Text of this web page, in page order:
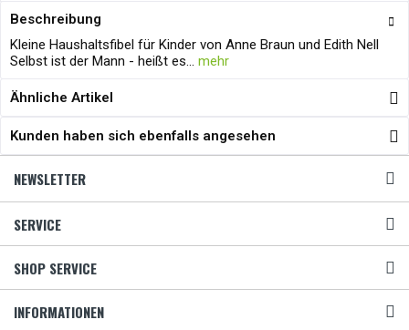
Beschreibung
Kleine Haushaltsfibel für Kinder von Anne Braun und Edith Nell
Selbst ist der Mann - heißt es... mehr
Ähnliche Artikel
Kunden haben sich ebenfalls angesehen
NEWSLETTER
SERVICE
SHOP SERVICE
INFORMATIONEN